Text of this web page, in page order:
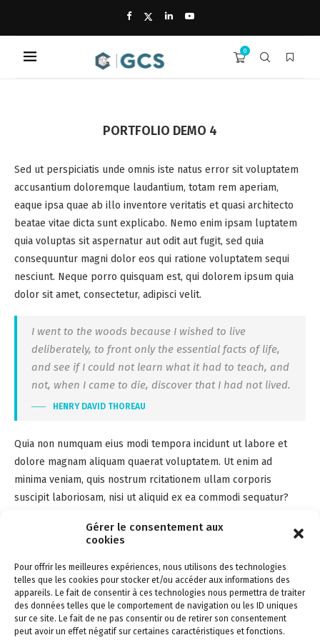
Gérer le consentement aux
cookies
Pour offrir les meilleures expériences, nous utilisons des technologies
telles que les cookies pour stocker et/ou accéder aux informations des
appareils. Le fait de consentir à ces technologies nous permettra de traiter
des données telles que le comportement de navigation ou les ID uniques
sur ce site. Le fait de ne pas consentir ou de retirer son consentement
peut avoir un effet négatif sur certaines caractéristiques et fonctions.
0
PORTFOLIO DEMO 4
Sed ut perspiciatis unde omnis iste natus error sit voluptatem
accusantium doloremque laudantium, totam rem aperiam,
eaque ipsa quae ab illo inventore veritatis et quasi architecto
beatae vitae dicta sunt explicabo. Nemo enim ipsam luptatem
quia voluptas sit aspernatur aut odit aut fugit, sed quia
consequuntur magni dolor eos qui ratione voluptatem sequi
nesciunt. Neque porro quisquam est, qui dolorem ipsum quia
dolor sit amet, consectetur, adipisci velit.
I went to the woods because I wished to live
deliberately, to front only the essential facts of life,
and see if I could not learn what it had to teach, and
not, when I came to die, discover that I had not lived.
HENRY DAVID THOREAU
Quia non numquam eius modi tempora incidunt ut labore et
dolore magnam aliquam quaerat voluptatem. Ut enim ad
minima veniam, quis nostrum rcitationem ullam corporis
suscipit laboriosam, nisi ut aliquid ex ea commodi sequatur?
esse quam nihil lestiae consequatur, vel illum qui lorem eum
iusto odio dignissimos ducimus qui blanditiis esentium
voluptatum deleniti atque corrupti quos dolores et quas
molestias excepturi sint occaecati cupiditate non provident.